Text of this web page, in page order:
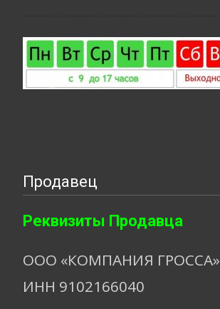
Продавец
Реквизиты Продавца
ООО «КОМПАНИЯ ГРОССА»
ИНН 9102166040